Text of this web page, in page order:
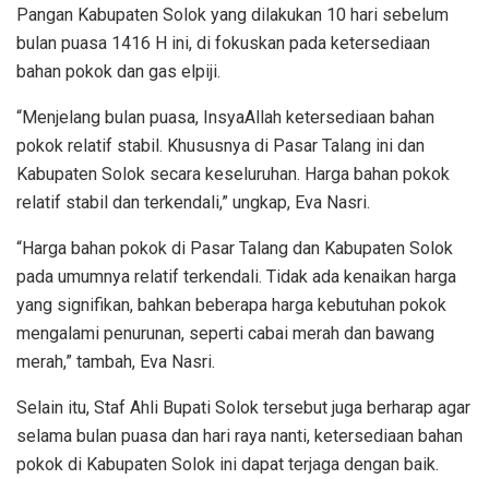
Pangan Kabupaten Solok yang dilakukan 10 hari sebelum
bulan puasa 1416 H ini, di fokuskan pada ketersediaan
bahan pokok dan gas elpiji.
“Menjelang bulan puasa, InsyaAllah ketersediaan bahan
pokok relatif stabil. Khususnya di Pasar Talang ini dan
Kabupaten Solok secara keseluruhan. Harga bahan pokok
relatif stabil dan terkendali,” ungkap, Eva Nasri.
“Harga bahan pokok di Pasar Talang dan Kabupaten Solok
pada umumnya relatif terkendali. Tidak ada kenaikan harga
yang signifikan, bahkan beberapa harga kebutuhan pokok
mengalami penurunan, seperti cabai merah dan bawang
merah,” tambah, Eva Nasri.
Selain itu, Staf Ahli Bupati Solok tersebut juga berharap agar
selama bulan puasa dan hari raya nanti, ketersediaan bahan
pokok di Kabupaten Solok ini dapat terjaga dengan baik.